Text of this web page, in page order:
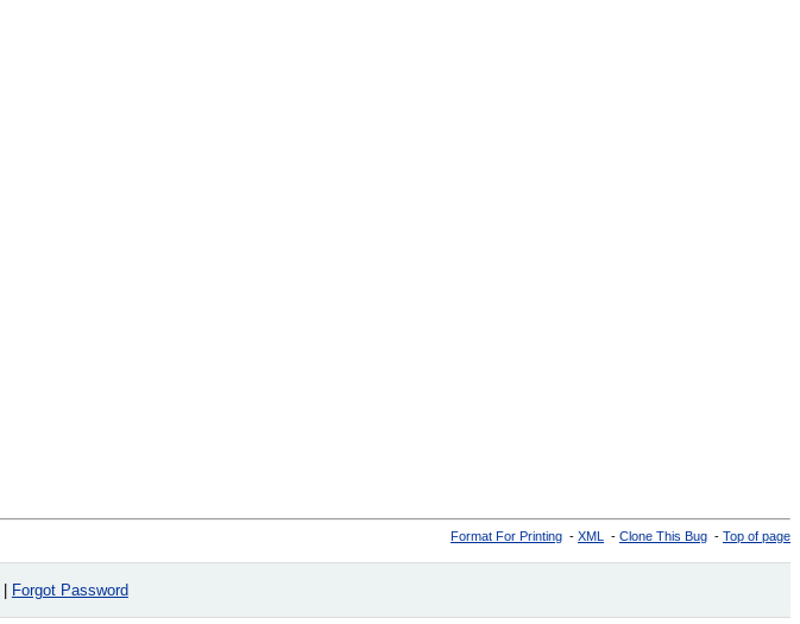
Format For Printing - XML - Clone This Bug - Top of page
Forgot Password